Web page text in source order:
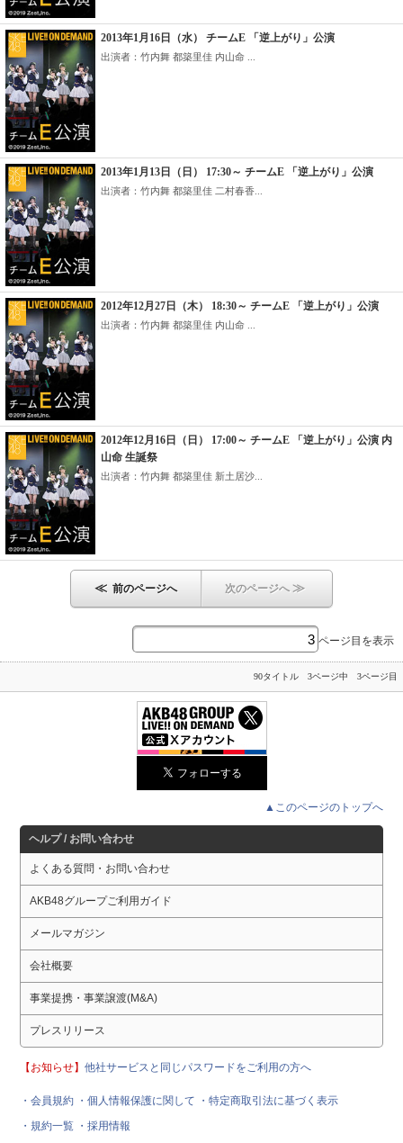
2013年1月16日（水） チームE 「逆上がり」公演
出演者：竹内舞 都築里佳 内山命 ...
2013年1月13日（日） 17:30～ チームE 「逆上がり」公演
出演者：竹内舞 都築里佳 二村春香...
2012年12月27日（木） 18:30～ チームE 「逆上がり」公演
出演者：竹内舞 都築里佳 内山命 ...
2012年12月16日（日） 17:00～ チームE 「逆上がり」公演 内
山命 生誕祭
出演者：竹内舞 都築里佳 新土居沙...
≪ 前のページへ 次のページへ≫
ページ目を表示
90タイトル 3ページ中 3ページ目
▲このページのトップへ
ヘルプ / お問い合わせ
よくある質問・お問い合わせ
AKB48グループご利用ガイド
メールマガジン
会社概要
事業提携・事業譲渡(M&A)
プレスリリース
【お知らせ】他社サービスと同じパスワードをご利用の方へ
・会員規約 ・個人情報保護に関して
・特定商取引法に基づく表示
・規約一覧 ・採用情報